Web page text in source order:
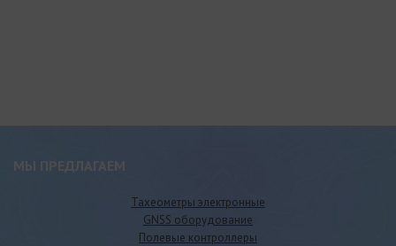
МЫ ПРЕДЛАГАЕМ
Тахеометры электронные
GNSS оборудование
Полевые контроллеры